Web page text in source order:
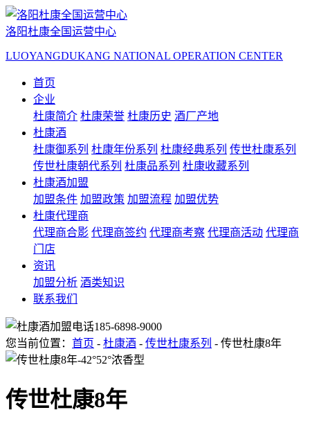
洛阳杜康全国运营中心
LUOYANGDUKANG NATIONAL OPERATION CENTER
首页
企业
杜康简介 杜康荣誉 杜康历史 酒厂产地
杜康酒
杜康御系列 杜康年份系列 杜康经典系列 传世杜康系列
传世杜康朝代系列 杜康品系列 杜康收藏系列
杜康酒加盟
加盟条件 加盟政策 加盟流程 加盟优势
杜康代理商
代理商合影 代理商签约 代理商考察 代理商活动 代理商
门店
资讯
加盟分析 酒类知识
联系我们
185-6898-9000
您当前位置： 首页 - 杜康酒 - 传世杜康系列 - 传世杜康8年
传世杜康8年